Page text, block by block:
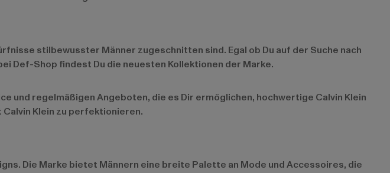
stilbewusster Männer zugeschnitten sind. Egal ob Du auf der Suche nach
Def-Shop findest Du die neuesten Kollektionen der Marke.
und regelmäßigen Angeboten, die es Dir ermöglichen, hochwertige Calvin Klein
Klein zu perfektionieren.
Die Marke bietet Männern eine breite Palette an Mode und Accessoires, die